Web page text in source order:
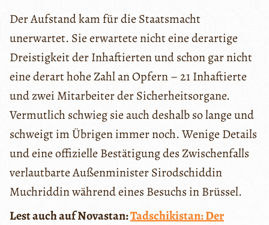
Der Aufstand kam für die Staatsmacht
unerwartet. Sie erwartete nicht eine derartige
Dreistigkeit der Inhaftierten und schon gar nicht
eine derart hohe Zahl an Opfern – 21 Inhaftierte
und zwei Mitarbeiter der Sicherheitsorgane.
Vermutlich schwieg sie auch deshalb so lange und
schweigt im Übrigen immer noch. Wenige Details
und eine offizielle Bestätigung des Zwischenfalls
verlautbarte Außenminister Sirodschiddin
Muchriddin während eines Besuchs in Brüssel.
Lest auch auf Novastan:Tadschikistan: Der